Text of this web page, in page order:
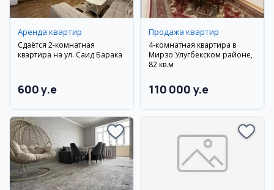
Аренда квартир
Сдаётся 2-комнатная
квартира на ул. Саид Барака
600 y.e
Продажа квартир
4-комнатная квартира в
Мирзо Улугбекском районе,
82 кв.м
110 000 y.e